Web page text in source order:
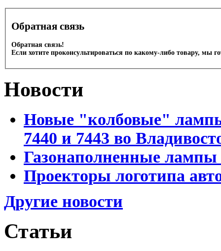
Обратная связь
Обратная связь!
Если хотите проконсультироваться по какому-либо товару, мы
Новости
Новые "колбовые"
7440 и 7443 во
Газонаполненные лампы
Проекторы логотипа
Другие новости
Статьи